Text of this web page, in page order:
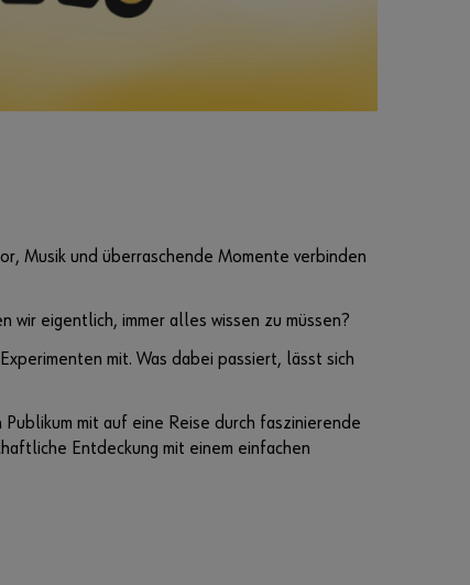
Musik und überraschende Momente verbinden
wir eigentlich, immer alles wissen zu müssen?
mit. Was dabei passiert, lässt sich
mit auf eine Reise durch faszinierende
Entdeckung mit einem einfachen